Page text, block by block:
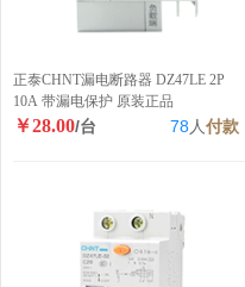
正泰CHNT漏电断路器 DZ47LE 2P
10A 带漏电保护 原装正品
￥28.00/台 78 人付款